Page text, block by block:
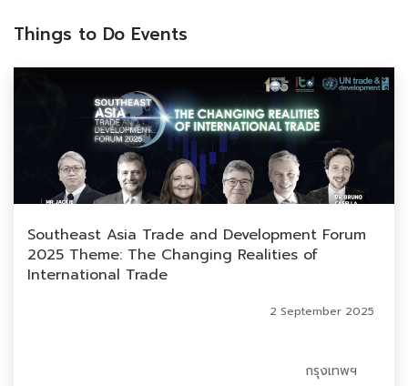
Things to Do Events
Southeast Asia Trade and Development Forum
2025 Theme: The Changing Realities of
International Trade
กรุงเทพฯ
2 September 2025